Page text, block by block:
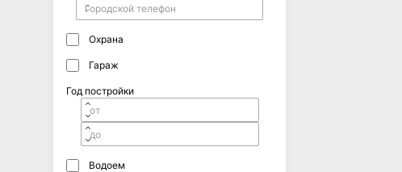
Охрана
Гараж
Год постройки
Водоем